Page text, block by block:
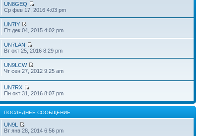
UN8GEQ
Ср фев 17, 2016 4:03 pm
UN7IY
Пт дек 04, 2015 4:02 pm
UN7LAN
Вт окт 25, 2016 8:29 pm
UN9LCW
Чт сен 27, 2012 9:25 am
UN7RX
Пн окт 31, 2016 8:07 pm
ПОСЛЕДНЕЕ СООБЩЕНИЕ
UN9L
Вт янв 28, 2014 6:56 pm